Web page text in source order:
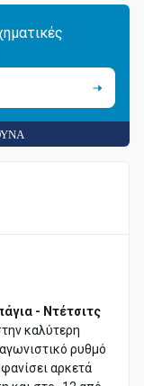
- Ντέτσιτς
καλύτερη
ρυθμό
αρκετά